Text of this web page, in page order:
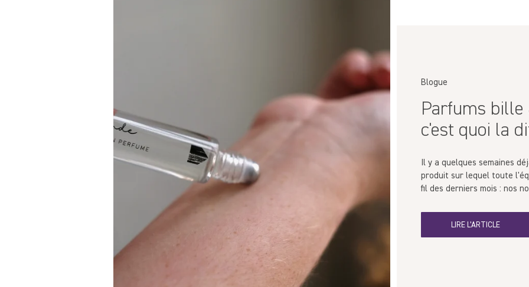
Blogue
Parfums bille
c'est quoi la
Il y a quelques semaines
produit sur lequel toute
fil des derniers mois : nos
LIRE L’ARTICLE